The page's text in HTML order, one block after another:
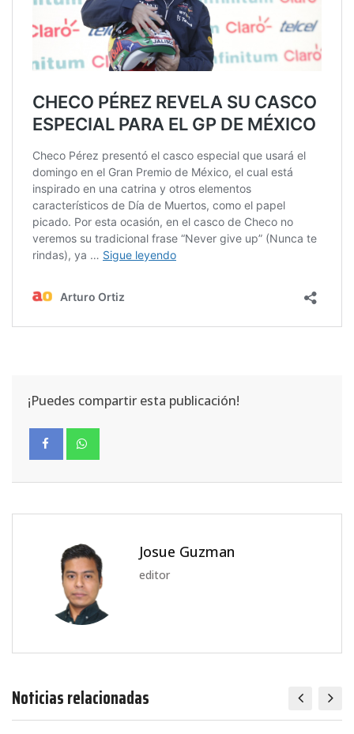
¡Puedes compartir esta publicación!
Josue Guzman
editor
Noticias relacionadas